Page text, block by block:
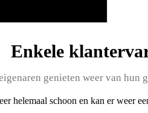
Enkele
genieten weer van hun
helemaal schoon en kan er weer